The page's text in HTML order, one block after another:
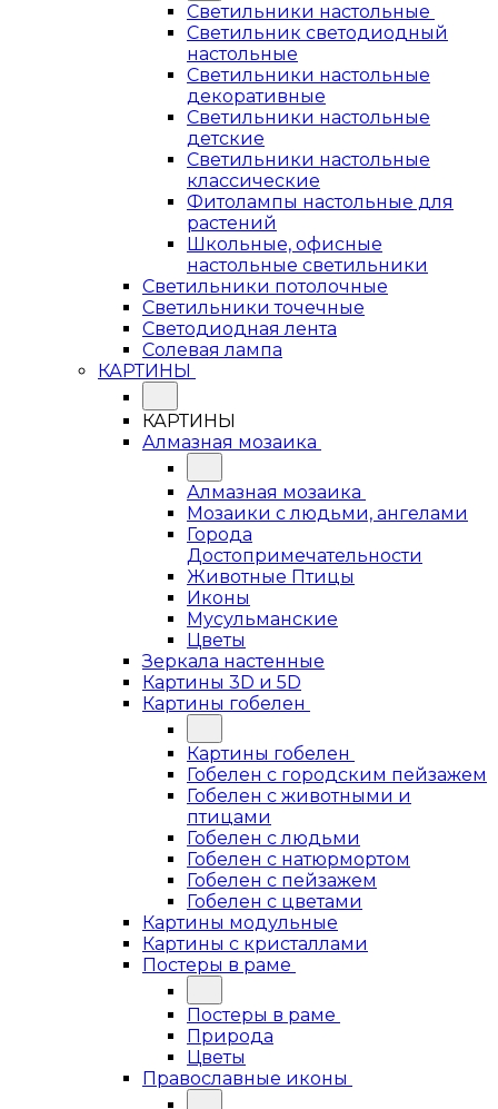
Светильники настольные
Светильник светодиодный
настольные
Светильники настольные
декоративные
Светильники настольные
детские
Светильники настольные
классические
Фитолампы настольные для
растений
Школьные, офисные
настольные светильники
Светильники потолочные
Светильники точечные
Светодиодная лента
Солевая лампа
КАРТИНЫ
КАРТИНЫ
Алмазная мозаика
Алмазная мозаика
Мозаики с людьми, ангелами
Города
Достопримечательности
Животные Птицы
Иконы
Мусульманские
Цветы
Зеркала настенные
Картины 3D и 5D
Картины гобелен
Картины гобелен
Гобелен с городским пейзажем
Гобелен с животными и
птицами
Гобелен с людьми
Гобелен с натюрмортом
Гобелен с пейзажем
Гобелен с цветами
Картины модульные
Картины с кристаллами
Постеры в раме
Постеры в раме
Природа
Цветы
Православные иконы